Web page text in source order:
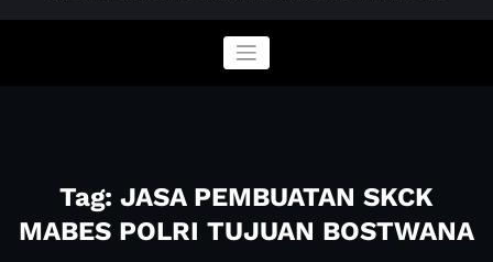
Tag: JASA PEMBUATAN SKCK
MABES POLRI TUJUAN BOSTWANA